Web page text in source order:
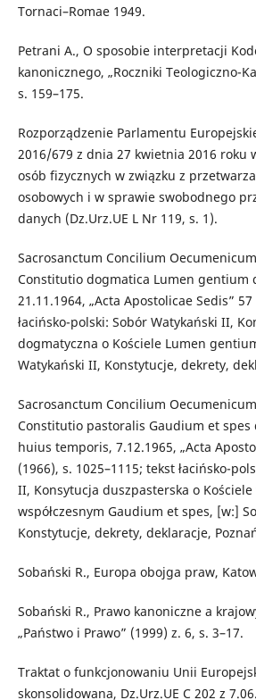
Tornaci–Romae 1949.
Petrani A., O sposobie interpretacji
kanonicznego, „Roczniki Teologiczno-
s. 159–175.
Rozporządzenie Parlamentu
2016/679 z dnia 27 kwietnia 2016 roku
osób fizycznych w związku z
osobowych i w sprawie swobodnego
danych (Dz.Urz.UE L Nr 119, s. 1).
Sacrosanctum Concilium
Constitutio dogmatica Lumen gentium
21.11.1964, „Acta Apostolicae Sedis”
łacińsko-polski: Sobór Watykański II,
dogmatyczna o Kościele Lumen
Watykański II, Konstytucje, dekrety,
Sacrosanctum Concilium
Constitutio pastoralis Gaudium et spes
huius temporis, 7.12.1965, „Acta
(1966), s. 1025–1115; tekst łacińsko-
II, Konsytucja duszpasterska o
współczesnym Gaudium et spes, [w:]
Konstytucje, dekrety, deklaracje,
Sobański R., Europa obojga praw,
Sobański R., Prawo kanoniczne a
„Państwo i Prawo” (1999) z. 6, s. 3–17.
Traktat o funkcjonowaniu Unii
skonsolidowana, Dz.Urz.UE C 202 z